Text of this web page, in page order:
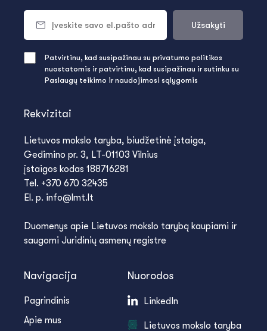
Rekvizitai
Lietuvos mokslo taryba, biudžetinė įstaiga,
Gedimino pr. 3, LT-01103 Vilnius
įstaigos kodas 188716281
Tel. +370 670 32435
El. p. info@lmt.lt
Duomenys apie Lietuvos mokslo tarybą kaupiami ir
saugomi Juridinių asmenų registre
Navigacija
Pagrindinis
Apie mus
Nuorodos
LinkedIn
Lietuvos mokslo taryba
Užsakyti
Patvirtinu, kad susipažinau su privatumo politikos
nuostatomis ir patvirtinu, kad susipažinau ir sutinku su
Paslaugų teikimo ir naudojimosi sąlygomis